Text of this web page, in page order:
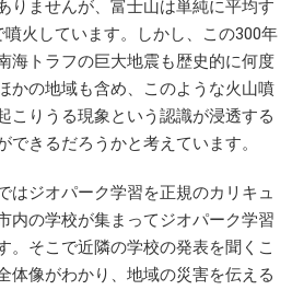
りませんが、富士山は単純に平均す
火しています。しかし、この300年
海トラフの巨大地震も歴史的に何度
かの地域も含め、このような火山噴
こりうる現象という認識が浸透する
できるだろうかと考えています。
はジオパーク学習を正規のカリキュ
内の学校が集まってジオパーク学習
。そこで近隣の学校の発表を聞くこ
体像がわかり、地域の災害を伝える